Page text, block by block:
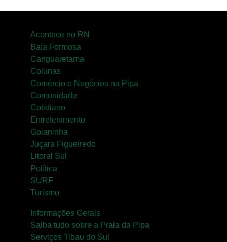
Acontece no RN
Baía Formosa
Canguaretama
Colunas
Comércio e Negócios na Pipa
Comunidade
Cotidiano
Entretenimento
Goianinha
Juçara Figueiredo
Litoral Sul
Política
SURF
Turismo
Informações Gerais
Saiba tudo sobre a Praia da Pipa
Serviços Tibau do Sul